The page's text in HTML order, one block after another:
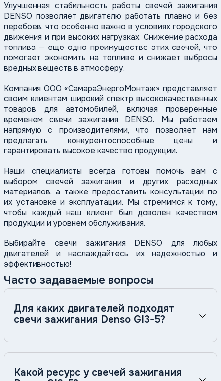
Улучшенная стабильность работы свечей зажигания
DENSO позволяет двигателю работать плавно и без
перебоев, что особенно важно в условиях городского
движения и при высоких нагрузках. Снижение расхода
топлива — еще одно преимущество этих свечей, что
помогает экономить на топливе и снижает выбросы
вредных веществ в атмосферу.
Компания ООО «СамараЭнергоМонтаж» представляет
своим клиентам широкий спектр высококачественных
товаров для автомобилей, включая проверенные
временем свечи зажигания DENSO. Мы работаем
напрямую с производителями, что позволяет нам
предлагать конкурентоспособные цены и
гарантировать высокое качество продукции.
Наши специалисты всегда готовы помочь вам с
выбором свечей зажигания и других расходных
материалов, а также предоставить консультации по
их установке и эксплуатации. Мы стремимся к тому,
чтобы каждый наш клиент был доволен качеством
продукции и уровнем обслуживания.
Выбирайте свечи зажигания DENSO для любых
двигателей и наслаждайтесь их надежностью и
эффективностью!
Часто задаваемые вопросы
Для каких двигателей подходят
свечи зажигания Denso GI3-5?
внутреннего сгорания. Они широко применяются
в газопоршневых электростанциях (ГПЭС) на базе
Какой ресурс у свечей зажигания